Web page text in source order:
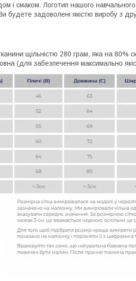
і смаком. Логотип нашого
будете задоволені якістю виробу з
щільністю 280 грам, яка на 80%
(для забезпечення максимально